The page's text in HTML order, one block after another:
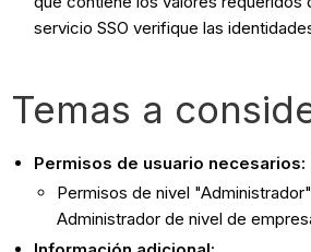
servicio SSO verifique las
Temas a
Permisos de usuario necesarios:
Permisos de nivel
Administrador de nivel de